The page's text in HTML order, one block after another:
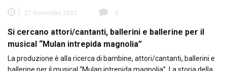
27 Novembre 2022 0
Si cercano attori/cantanti, ballerini e ballerine per il
musical “Mulan intrepida magnolia”
La produzione è alla ricerca di bambine, attori/cantanti, ballerini e